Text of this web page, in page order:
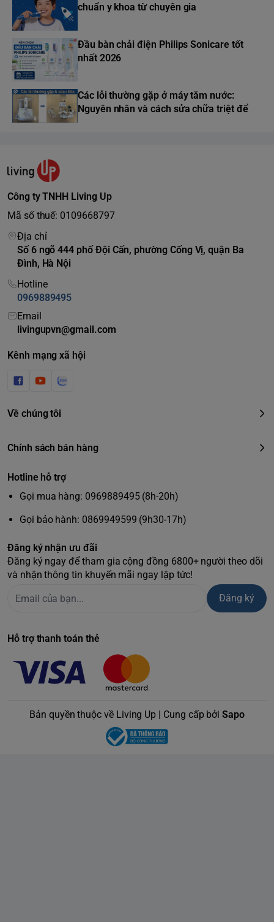
chuẩn y khoa từ chuyên gia
Đầu bàn chải điện Philips Sonicare tốt
nhất 2026
Các lỗi thường gặp ở máy tăm nước:
Nguyên nhân và cách sửa chữa triệt để
Công ty TNHH Living Up
Mã số thuế: 0109668797
Địa chỉ
Số 6 ngõ 444 phố Đội Cấn, phường Cống Vị, quận Ba
Đình, Hà Nội
Hotline
0969889495
Email
livingupvn@gmail.com
Kênh mạng xã hội
Về chúng tôi
Chính sách bán hàng
Hotline hỗ trợ
Gọi mua hàng: 0969889495 (8h-20h)
Gọi bảo hành: 0869949599 (9h30-17h)
Đăng ký nhận ưu đãi
Đăng ký ngay để tham gia cộng đồng 6800+ người theo dõi
và nhận thông tin khuyến mãi ngay lập tức!
Đăng ký
Hỗ trợ thanh toán thẻ
Bản quyền thuộc về Living Up | Cung cấp bởiSapo